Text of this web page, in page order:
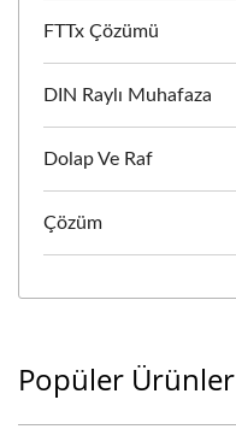
FTTx Çözümü
DIN Raylı Muhafaza
Dolap Ve Raf
Çözüm
Popüler Ürünler